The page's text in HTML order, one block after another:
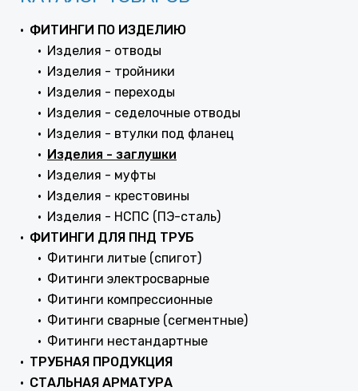
ФИТИНГИ ПО ИЗДЕЛИЮ
Изделия - отводы
Изделия - тройники
Изделия - переходы
Изделия - седелочные отводы
Изделия - втулки под фланец
Изделия - заглушки
Изделия - муфты
Изделия - крестовины
Изделия - НСПС (ПЭ-сталь)
ФИТИНГИ ДЛЯ ПНД ТРУБ
Фитинги литые (спигот)
Фитинги электросварные
Фитинги компрессионные
Фитинги сварные (сегментные)
Фитинги нестандартные
ТРУБНАЯ ПРОДУКЦИЯ
СТАЛЬНАЯ АРМАТУРА